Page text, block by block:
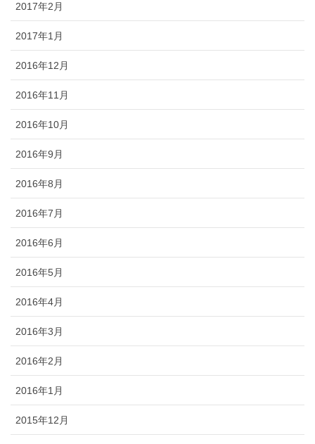
2017年2月
2017年1月
2016年12月
2016年11月
2016年10月
2016年9月
2016年8月
2016年7月
2016年6月
2016年5月
2016年4月
2016年3月
2016年2月
2016年1月
2015年12月